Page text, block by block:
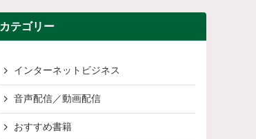
カテゴリー
インターネットビジネス
音声配信／動画配信
おすすめ書籍